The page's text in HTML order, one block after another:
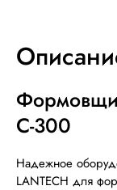
С-300
Надежное
LANTECH для